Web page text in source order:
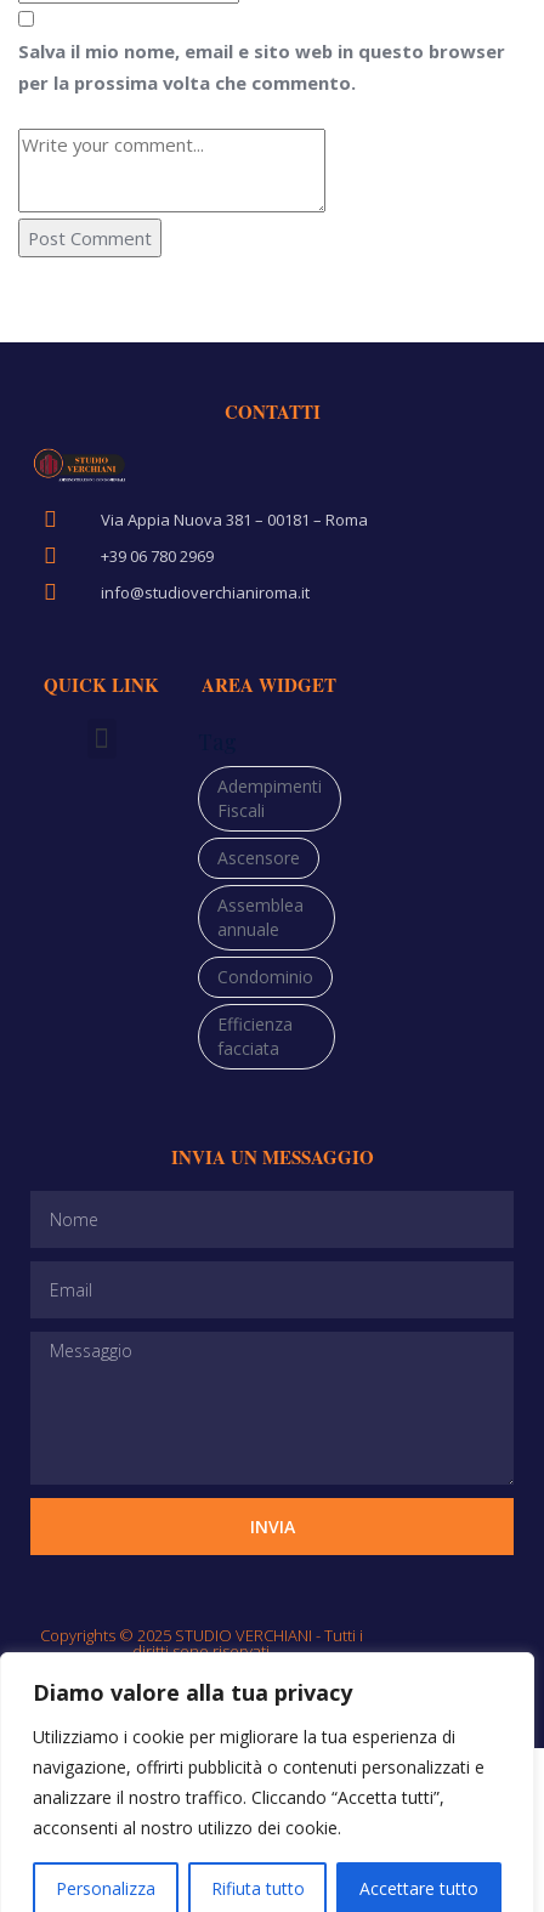
Diamo valore alla tua privacy
Utilizziamo i cookie per migliorare la tua esperienza di
navigazione, offrirti pubblicità o contenuti personalizzati e
analizzare il nostro traffico. Cliccando “Accetta tutti”,
acconsenti al nostro utilizzo dei cookie.
Personalizza Rifiuta tutto Accettare tutto
Salva il mio nome, email e sito web in questo browser
per la prossima volta che commento.
CONTATTI
Via Appia Nuova 381 – 00181 – Roma
+39 06 780 2969
info@studioverchianiroma.it
QUICK LINK AREA WIDGET
Adempimenti
Fiscali
Ascensore
Assemblea
annuale
Condominio
Efficienza
facciata
INVIA UN MESSAGGIO
INVIA
Copyrights © 2025 STUDIO VERCHIANI - Tutti i
diritti sono riservati
Progetto by Pubblicita Online Roma – Email:
info@pubblicitaonlineroma.com